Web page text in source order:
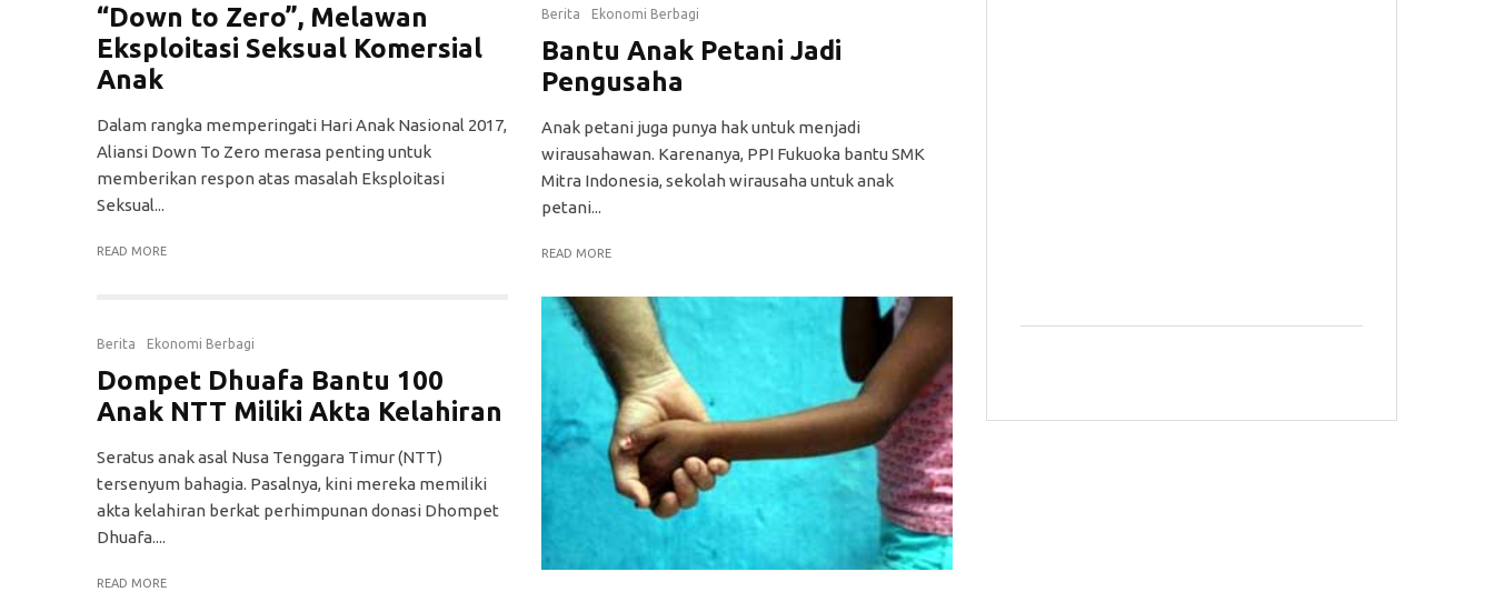
“Down to Zero”, Melawan
Eksploitasi Seksual Komersial
Anak
Dalam rangka memperingati Hari Anak Nasional 2017,
Aliansi Down To Zero merasa penting untuk
memberikan respon atas masalah Eksploitasi
Seksual...
READ MORE
Berita Ekonomi Berbagi
Dompet Dhuafa Bantu 100
Anak NTT Miliki Akta Kelahiran
Seratus anak asal Nusa Tenggara Timur (NTT)
tersenyum bahagia. Pasalnya, kini mereka memiliki
akta kelahiran berkat perhimpunan donasi Dhompet
Dhuafa....
READ MORE
Berita Ekonomi Berbagi
Bantu Anak Petani Jadi
Pengusaha
Anak petani juga punya hak untuk menjadi
wirausahawan. Karenanya, PPI Fukuoka bantu SMK
Mitra Indonesia, sekolah wirausaha untuk anak
petani...
READ MORE